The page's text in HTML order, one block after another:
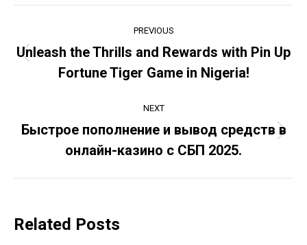
navigation
PREVIOUS
post:
Unleash the Thrills and Rewards with Pin Up
Fortune Tiger Game in Nigeria!
NEXT
post:
Быстрое пополнение и вывод средств в
онлайн-казино с СБП 2025.
Related Posts